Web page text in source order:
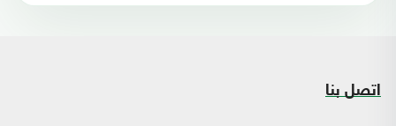
اتصل بنا